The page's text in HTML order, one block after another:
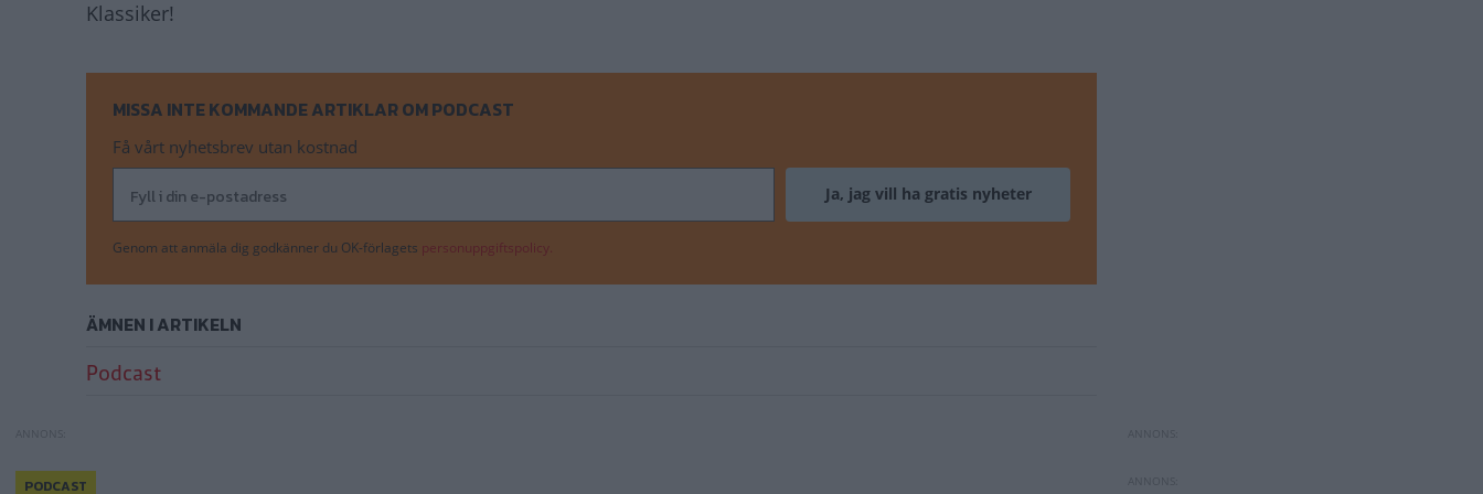
Klassiker!
MISSA INTE KOMMANDE ARTIKLAR OM PODCAST
Få vårt nyhetsbrev utan kostnad
Genom att anmäla dig godkänner du OK-förlagets personuppgiftspolicy.
ÄMNEN I ARTIKELN
Podcast
PODCAST